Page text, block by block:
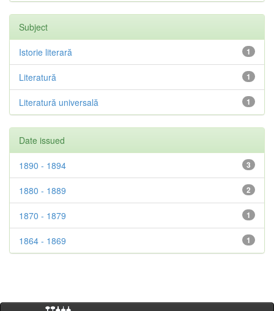
Subject
1
Istorie literară
1
Literatură
1
Literatură universală
Date issued
3
1890 - 1894
2
1880 - 1889
1
1870 - 1879
1
1864 - 1869